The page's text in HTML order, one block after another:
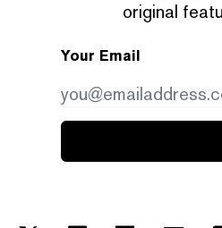
original
Your Email